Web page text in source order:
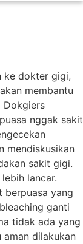
ke dokter gigi,
membantu
Dokgiers
nggak sakit
mendiskusikan
sakit gigi.
lancar.
berpuasa yang
ganti
tidak ada yang
dilakukan